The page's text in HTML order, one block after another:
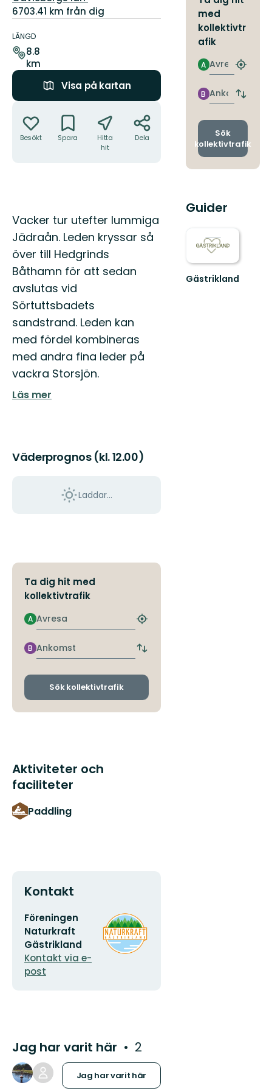
6703.41 km från dig
om
leden
LÄNGD
8.8
km
Visa på kartan
Besökt Spara
Hitta
hit
Dela
Beskrivning
Vacker tur utefter lummiga
Jädraån. Leden kryssar så
över till Hedgrinds
Båthamn för att sedan
avslutas vid
Sörtuttsbadets
sandstrand. Leden kan
med fördel kombineras
med andra fina leder på
vackra Storsjön.
Läs mer
Väderprognos (kl. 12.00)
Laddar...
Ta dig hit med
kollektivtrafik
Avresa
A
Hitta
hållplats
Ankomst
B
Byt
och
Sök kollektivtrafik
Aktiviteter och
faciliteter
Paddling
Kontakt
E-
postadress
Föreningen
Naturkraft
Gästrikland
Kontakt via e-
post
Organisationens
logotyp
Jag har varit här 2
Jag har varit här
med
kollektivtr
afik
Avresa
A
Hitta
Ankomst
B
Byt
och
Sök
kollektivtrafik
Guider
Gästrikland